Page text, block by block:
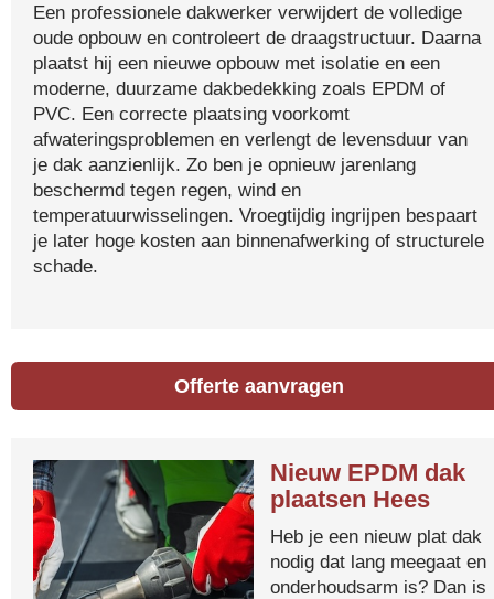
Een professionele dakwerker verwijdert de volledige
oude opbouw en controleert de draagstructuur. Daarna
plaatst hij een nieuwe opbouw met isolatie en een
moderne, duurzame dakbedekking zoals EPDM of
PVC. Een correcte plaatsing voorkomt
afwateringsproblemen en verlengt de levensduur van
je dak aanzienlijk. Zo ben je opnieuw jarenlang
beschermd tegen regen, wind en
temperatuurwisselingen. Vroegtijdig ingrijpen bespaart
je later hoge kosten aan binnenafwerking of structurele
schade.
Offerte aanvragen
Nieuw EPDM dak
plaatsen Hees
Heb je een nieuw plat dak
nodig dat lang meegaat en
onderhoudsarm is? Dan is